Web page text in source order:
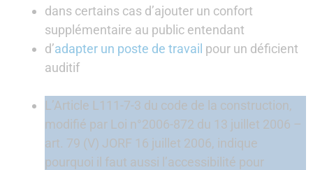
dans certains cas d’ajouter un confort
supplémentaire au public entendant
d’adapter un poste de travail pour un déficient
auditif
L’Article L111-7-3 du code de la construction,
modifié par Loi n°2006-872 du 13 juillet 2006 –
art. 79 (V) JORF 16 juillet 2006, indique
pourquoi il faut aussi l’accessibilité pour